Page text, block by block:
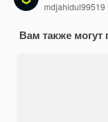
mdjahidul99519
Вам также могут